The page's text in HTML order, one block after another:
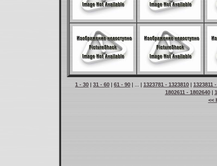
1 - 30 | 31 - 60 | 61 - 90 | ... | 1323781 - 1323810 | 1323811
1802611 - 1802640|
<<